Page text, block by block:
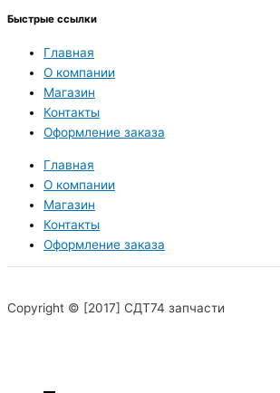
Быстрые ссылки
Главная
О компании
Магазин
Контакты
Оформление заказа
Главная
О компании
Магазин
Контакты
Оформление заказа
Copyright © [2017] СДТ74 запчасти